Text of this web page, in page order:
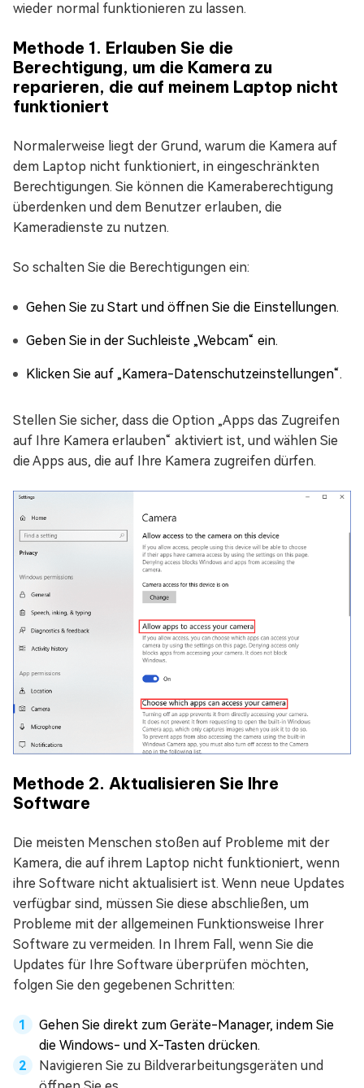
wieder normal funktionieren zu lassen.
Methode 1. Erlauben Sie die
Berechtigung, um die Kamera zu
reparieren, die auf meinem Laptop nicht
funktioniert
Normalerweise liegt der Grund, warum die Kamera auf
dem Laptop nicht funktioniert, in eingeschränkten
Berechtigungen. Sie können die Kameraberechtigung
überdenken und dem Benutzer erlauben, die
Kameradienste zu nutzen.
So schalten Sie die Berechtigungen ein:
Gehen Sie zu Start und öffnen Sie die Einstellungen.
Geben Sie in der Suchleiste „Webcam“ ein.
Klicken Sie auf „Kamera-Datenschutzeinstellungen“.
Stellen Sie sicher, dass die Option „Apps das Zugreifen
auf Ihre Kamera erlauben“ aktiviert ist, und wählen Sie
die Apps aus, die auf Ihre Kamera zugreifen dürfen.
Methode 2. Aktualisieren Sie Ihre
Software
Die meisten Menschen stoßen auf Probleme mit der
Kamera, die auf ihrem Laptop nicht funktioniert, wenn
ihre Software nicht aktualisiert ist. Wenn neue Updates
verfügbar sind, müssen Sie diese abschließen, um
Probleme mit der allgemeinen Funktionsweise Ihrer
Software zu vermeiden. In Ihrem Fall, wenn Sie die
Updates für Ihre Software überprüfen möchten,
folgen Sie den gegebenen Schritten:
Gehen Sie direkt zum Geräte-Manager, indem Sie
die Windows- und X-Tasten drücken.
Navigieren Sie zu Bildverarbeitungsgeräten und